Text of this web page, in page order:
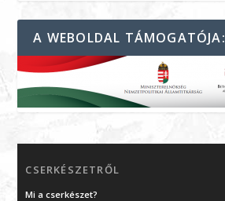
A WEBOLDAL TÁMOGATÓJA:
CSERKÉSZETRŐL
Mi a cserkészet?